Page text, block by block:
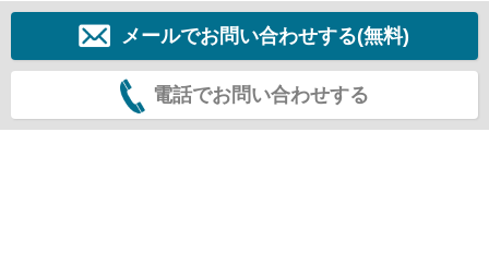
メールでお問い合わせする(無料)
電話でお問い合わせする